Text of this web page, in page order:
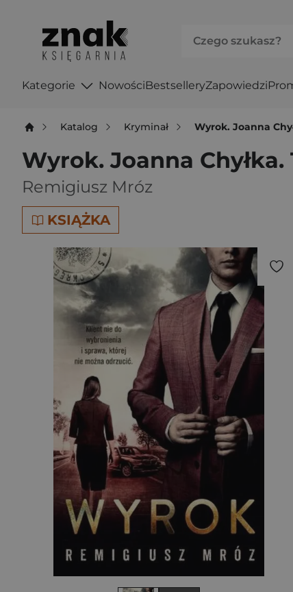
Kategorie NowościBestselleryZapowiedzi
Katalog Kryminał Wyrok. Joanna
Wyrok. Joanna Chyłka.
Remigiusz Mróz
KSIĄŻKA